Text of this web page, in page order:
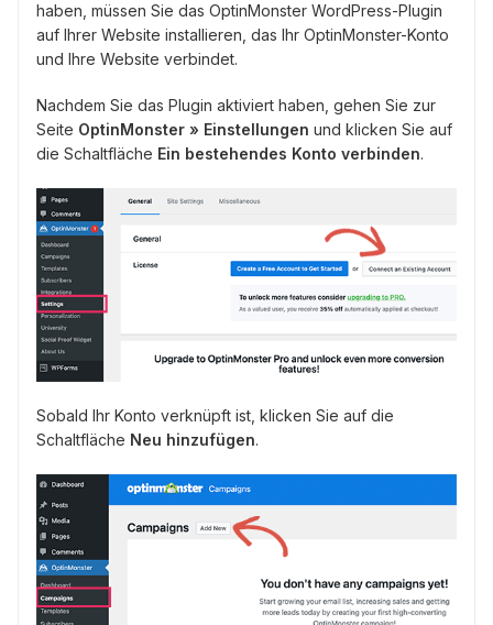
haben, müssen Sie das OptinMonster WordPress-Plugin
auf Ihrer Website installieren, das Ihr OptinMonster-Konto
und Ihre Website verbindet.
Nachdem Sie das Plugin aktiviert haben, gehen Sie zur
Seite OptinMonster » Einstellungen und klicken Sie auf
die Schaltfläche Ein bestehendes Konto verbinden.
Sobald Ihr Konto verknüpft ist, klicken Sie auf die
Schaltfläche Neu hinzufügen.